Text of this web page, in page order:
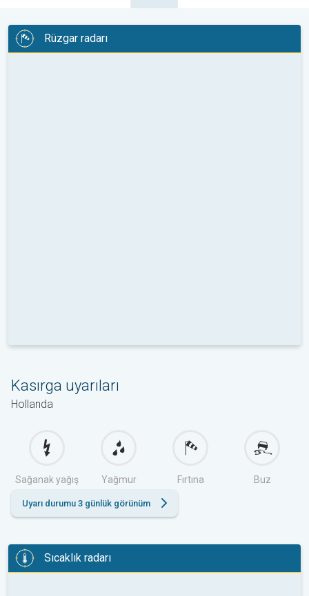
Rüzgar radarı
Kasırga uyarıları
Hollanda
Sağanak yağış Yağmur Fırtına Buz
Uyarı durumu 3 günlük görünüm
Sıcaklık radarı